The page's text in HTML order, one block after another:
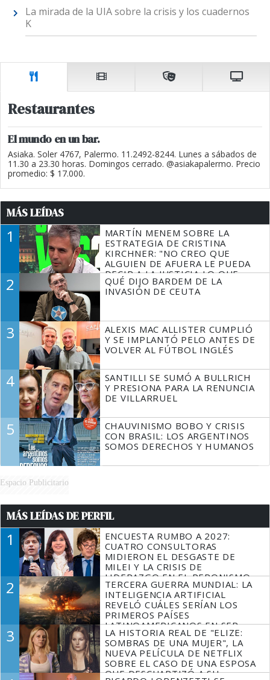
La mirada de la UIA sobre la crisis y los cuadernos
K
Restaurantes
El mundo en un bar.
Asiaka. Soler 4767, Palermo. 11.2492-8244. Lunes a sábados de
11.30 a 23.30 horas. Domingos cerrado. @asiakapalermo. Precio
promedio: $ 17.000.
MÁS LEÍDAS
1
MARTÍN MENEM SOBRE LA
ESTRATEGIA DE CRISTINA
KIRCHNER: "NO CREO QUE
ALGUIEN DE AFUERA LE PUEDA
DECIR A LA JUSTICIA LO QUE
TIENE QUE HACER"
2
QUÉ DIJO BARDEM DE LA
INVASIÓN DE CEUTA
3
ALEXIS MAC ALLISTER CUMPLIÓ
Y SE IMPLANTÓ PELO ANTES DE
VOLVER AL FÚTBOL INGLÉS
4
SANTILLI SE SUMÓ A BULLRICH
Y PRESIONA PARA LA RENUNCIA
DE VILLARRUEL
5
CHAUVINISMO BOBO Y CRISIS
CON BRASIL: LOS ARGENTINOS
SOMOS DERECHOS Y HUMANOS
Espacio Publicitario
MÁS LEÍDAS DE PERFIL
1
ENCUESTA RUMBO A 2027:
CUATRO CONSULTORAS
MIDIERON EL DESGASTE DE
MILEI Y LA CRISIS DE
LIDERAZGO EN EL PERONISMO
2
TERCERA GUERRA MUNDIAL: LA
INTELIGENCIA ARTIFICIAL
REVELÓ CUÁLES SERÍAN LOS
PRIMEROS PAÍSES
LATINOAMERICANOS EN SER
DERROTADOS
3
LA HISTORIA REAL DE "ELIZE:
SOMBRAS DE UNA MUJER", LA
NUEVA PELÍCULA DE NETFLIX
SOBRE EL CASO DE UNA ESPOSA
QUE DESCUARTIZÓ A SU